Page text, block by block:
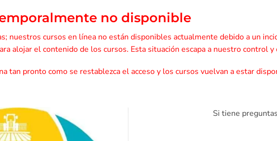
no disponible
nuestros cursos en línea no están disponibles actualmente debido a un
alojar el contenido de los cursos. Esta situación escapa a nuestro control
tan pronto como se restablezca el acceso y los cursos vuelvan a estar
Si tiene